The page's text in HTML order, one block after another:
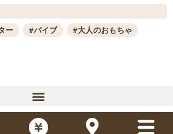
ー #バイブ
#大人のおもちゃ